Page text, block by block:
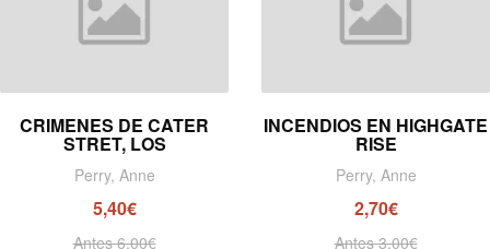
CRIMENES DE CATER
STRET, LOS
Perry, Anne
5,40€
Antes 6,00€
INCENDIOS EN HIGHGATE
RISE
Perry, Anne
2,70€
Antes 3,00€